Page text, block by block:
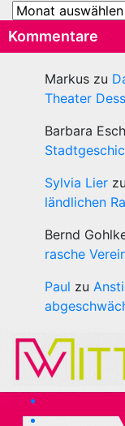
Archiv
Kommentare
Markus zu
Theater
Barbara
Sylvia Lier zu
ländlichen
Bernd
rasche
Paul zu